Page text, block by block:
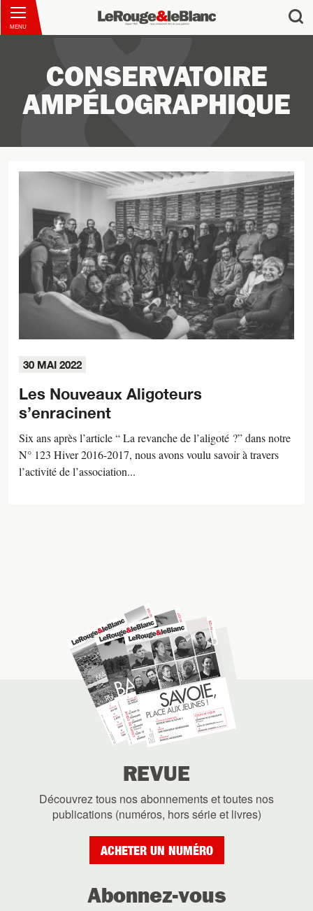
MENU
CONSERVATOIRE
AMPÉLOGRAPHIQUE
30 MAI 2022
Les Nouveaux Aligoteurs
s’enracinent
Six ans après l’article “ La revanche de l’aligoté ?” dans notre
N° 123 Hiver 2016-2017, nous avons voulu savoir à travers
l’activité de l’association...
REVUE
Découvrez tous nos abonnements et toutes nos
publications (numéros, hors série et livres)
ACHETER UN NUMÉRO
Abonnez-vous